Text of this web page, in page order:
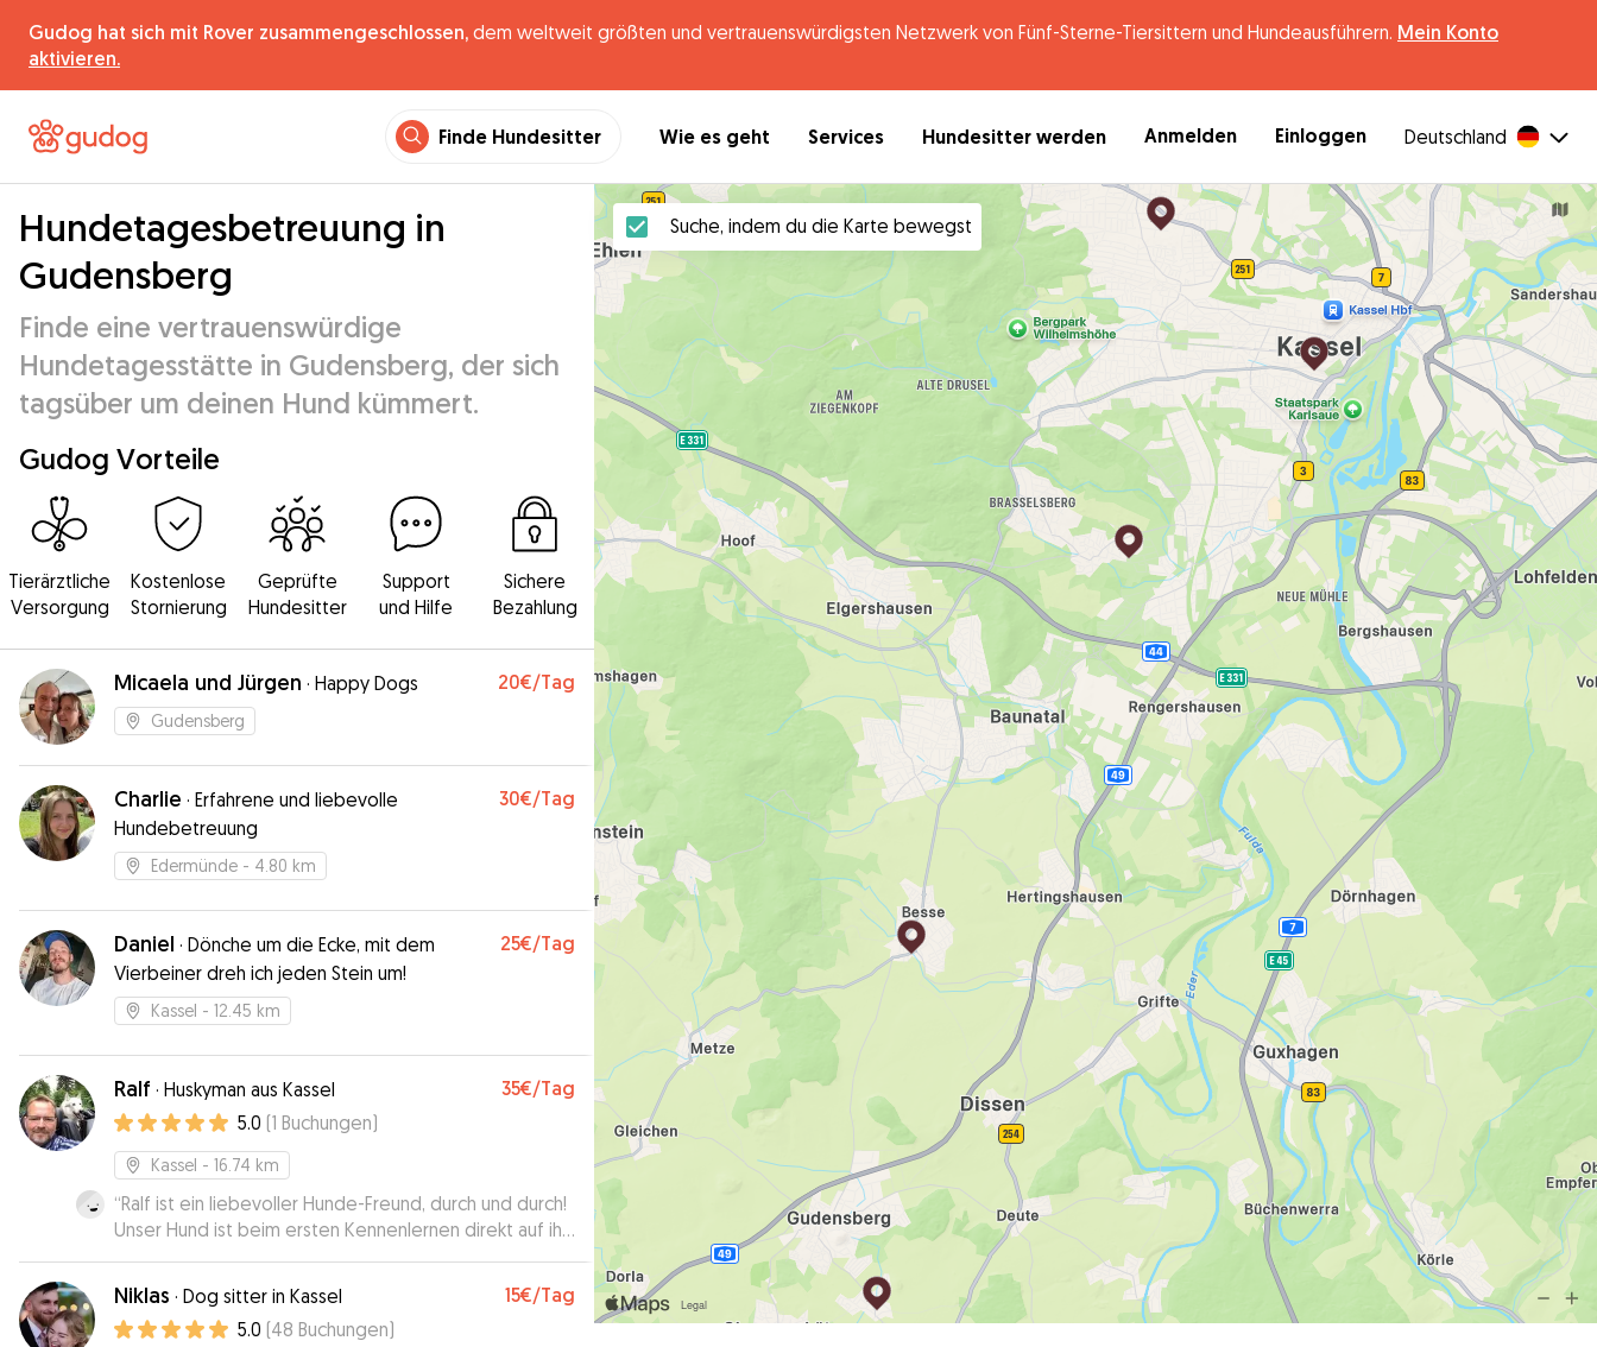
Gudog hat sich mit Rover zusammengeschlossen, dem weltweit größten und vertrauenswürdigsten Netzwerk von Fünf-Sterne-Tiersittern und Hundeausführern. Mein Konto
aktivieren.
Finde Hundesitter Wie es geht Services Hundesitter werden Anmelden Einloggen Deutschland
Hundetagesbetreuung in
Gudensberg
Finde eine vertrauenswürdige
Hundetagesstätte in Gudensberg, der sich
tagsüber um deinen Hund kümmert.
Gudog Vorteile
Tierärztliche
Versorgung
Kostenlose
Stornierung
Geprüfte
Hundesitter
Support
und Hilfe
Sichere
Bezahlung
Micaela und Jürgen · Happy Dogs 20€/Tag
Gudensberg
Charlie · Erfahrene und liebevolle
Hundebetreuung
30€/Tag
Edermünde - 4.80 km
Daniel · Dönche um die Ecke, mit dem
Vierbeiner dreh ich jeden Stein um!
25€/Tag
Kassel - 12.45 km
Ralf · Huskyman aus Kassel 35€/Tag
5.0 (1 Buchungen)
Kassel - 16.74 km
“Ralf ist ein liebevoller Hunde-Freund, durch und durch!
Unser Hund ist beim ersten Kennenlernen direkt auf ihn
zugegangen und hat nach 5 Metern an Ralfs Leine nicht
mehr zurückgeguckt. Darüber hinaus ist Ralf total nett,
unkompliziert und zuverlässig. Ihm würde ich unseren
Hund jederzeit wieder anvertrauen. Sehr zu
Niklas · Dog sitter in Kassel 15€/Tag
5.0 (48 Buchungen)
Suche, indem du die Karte bewegst